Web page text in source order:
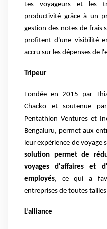
Les voyageurs et les
productivité grâce à un
gestion des notes de frais
profitent d'une visibilité
accru sur les dépenses de
Tripeur
Fondée en 2015 par
Chacko et soutenue
Pentathlon Ventures et
Bengaluru, permet aux
leur expérience de voyage
solution permet de
voyages d'affaires et
employés, ce qui a
entreprises de toutes
L’alliance